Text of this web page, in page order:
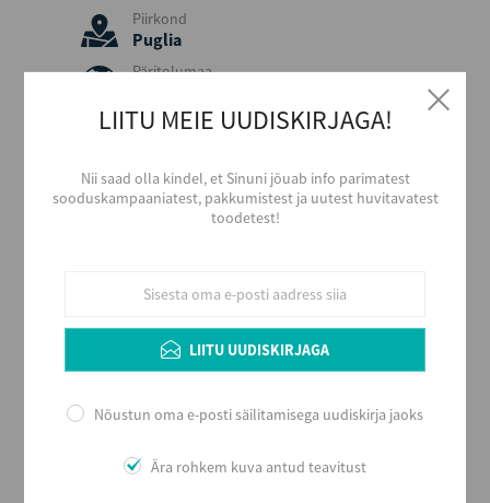
Piirkond
Puglia
Päritolumaa
Viinamari
Aastakäik
2023
Stiil
Tugev ja vürtsikas
Maitse
Kuiv
14
0,75
LIITU MEIE UUDISKIRJAGA!
Nii saad olla kindel, et Sinuni jõuab info parimatest
sooduskampaaniatest, pakkumistest ja uutest huvitavatest
toodetest!
LIITU UUDISKIRJAGA
Nõustun oma e-posti säilitamisega uudiskirja jaoks
Ära rohkem kuva antud teavitust